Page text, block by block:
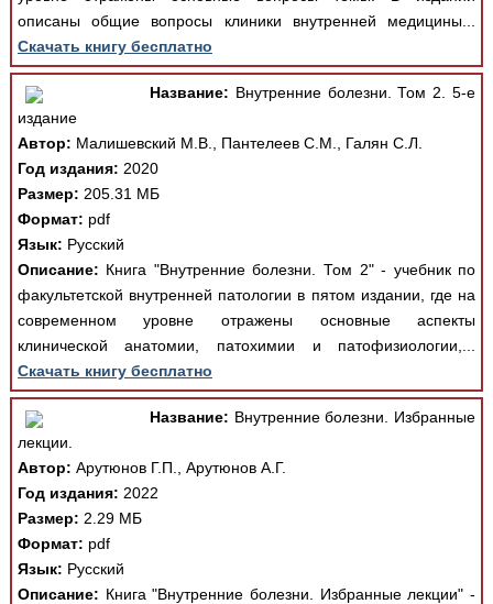
описаны общие вопросы клиники внутренней медицины...
Скачать книгу бесплатно
Название: Внутренние болезни. Том 2. 5-е
издание
Автор: Малишевский М.В., Пантелеев С.М., Галян С.Л.
Год издания: 2020
Размер: 205.31 МБ
Формат: pdf
Язык: Русский
Описание: Книга "Внутренние болезни. Том 2" - учебник по
факультетской внутренней патологии в пятом издании, где на
современном уровне отражены основные аспекты
клинической анатомии, патохимии и патофизиологии,...
Скачать книгу бесплатно
Название: Внутренние болезни. Избранные
лекции.
Автор: Арутюнов Г.П., Арутюнов А.Г.
Год издания: 2022
Размер: 2.29 МБ
Формат: pdf
Язык: Русский
Описание: Книга "Внутренние болезни. Избранные лекции" -